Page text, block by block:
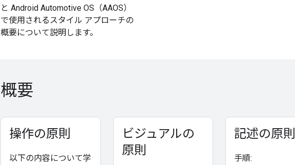
と Android Automotive OS（AAOS）
で使用されるスタイル アプローチの
概要について説明します。
概要
操作の原則
以下の内容について学
ビジュアルの
原則
記述の原則
手順: